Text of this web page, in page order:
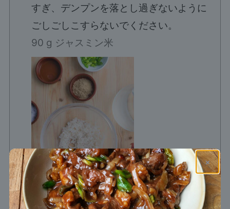
すぎ、デンプンを落とし過ぎないように
ごしごしこすらないでください。
90 g ジャスミン米
×